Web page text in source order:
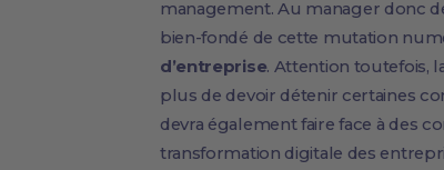
management. Au manager donc
bien-fondé de cette mutation
d’entreprise. Attention toutefois,
plus de devoir détenir certaines
devra également faire face à des
transformation digitale des